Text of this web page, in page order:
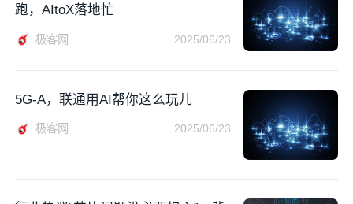
跑，AItoX落地忙
极客网 2025/06/23
5G-A，联通用AI帮你这么玩儿
极客网 2025/06/23